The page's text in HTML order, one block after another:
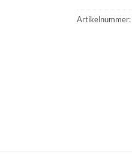
Artikelnummer: